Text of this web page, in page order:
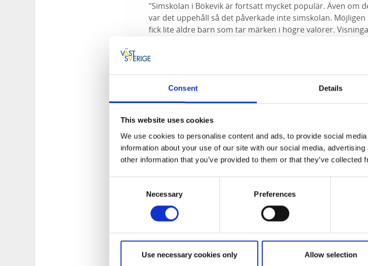
Consent Details
This website uses cookies
We use cookies to personalise content and ads, to provide social
information about your use of our site with our social media,
other information that you’ve provided to them or that they’ve
Necessary Preferences
Use necessary cookies only Allow selection
"Simskolan i Bökevik är fortsatt mycket populär. Även om
var det uppehåll så det påverkade inte simskolan.
fick lite äldre barn som tar märken i högre valörer.
fullt hus både på Ulrika Knutsons och konstnären Meta
Golfen Mat & Rum
”Vårt första år men vi ligger ganska lika med året innan.
restaurangen. Vi kommer att satsa mycket på golfpaket
Reine Patriksson
Grundsunds Hamn
dock fortsatt mycket populär för norrmän och vi har fler
med många andra hamnar.
Hans Gunnarsson
Guide Marianne Sandgren-Petterson
Nationellt auktoriserade guiden Marianne gör Skaftö- och